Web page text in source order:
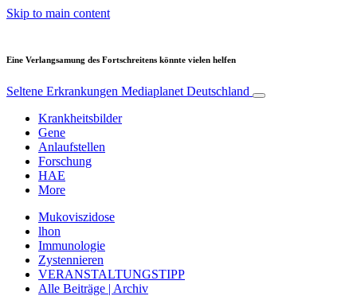
Skip to main content
Eine Verlangsamung des Fortschreitens könnte vielen helfen
Seltene Erkrankungen Mediaplanet Deutschland
Krankheitsbilder
Gene
Anlaufstellen
Forschung
HAE
More
Mukoviszidose
lhon
Immunologie
Zystennieren
VERANSTALTUNGSTIPP
Alle Beiträge | Archiv